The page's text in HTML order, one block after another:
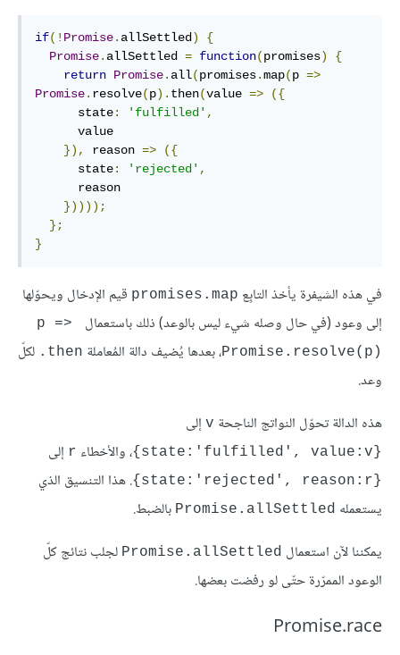
if(! Promise. allSettled)
{
Promise. allSettled = function(promises)
{
return Promise. all(promises.map(p =>
Promise. resolve(p). then(value =>
({
      state
: 'fulfilled' ,
}),
reason =>
({
      state
: 'rejected' ,
}))));
};
}
في هذه الشيفرة يأخذ التابِع promises.map قيم الإدخال ويحوّلها
إلى وعود (في حال وصله شيء ليس بالوعد) ذلك باستعمال
p =>
Promise.resolve(p)‎، بعدها يُضيف دالة المُعاملة ‎.then لكلّ
وعد.
هذه الدالة تحوّل النواتج الناجحة v إلى
{state:'fulfilled', value:v} ، والأخطاء r إلى
{state:'rejected', reason:r}
. هذا التنسيق الذي
يستعمله Promise.allSettled بالضبط.
يمكننا لآن استعمال Promise.allSettled لجلب نتائج كلّ
الوعود الممرّرة حتّى لو رفضت بعضها.
Promise.race